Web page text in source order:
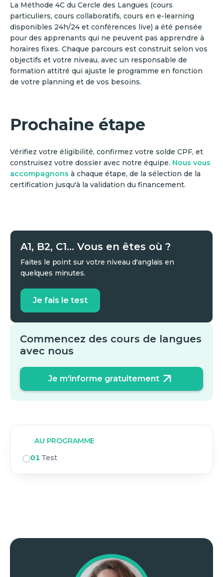
La Méthode 4C du Cercle des Langues (cours
particuliers, cours collaboratifs, cours en e-learning
disponibles 24h/24 et conférences live) a été pensée
pour des apprenants qui ne peuvent pas apprendre à
horaires fixes. Chaque parcours est construit selon vos
objectifs et votre niveau, avec un responsable de
formation attitré qui ajuste le programme en fonction
de votre planning et de vos besoins.
Prochaine étape
Vérifiez votre éligibilité, confirmez votre solde CPF, et
construisez votre dossier avec notre équipe. Nous vous
accompagnons à chaque étape, de la sélection de la
certification jusqu'à la validation du financement.
A1, B2, C1... Vous en êtes où ?
Faites le point sur votre niveau d'anglais en
quelques minutes.
Je fais le test
Commencez des cours de langues
avec nous
Je m'informe gratuitement
AU PROGRAMME
01 Test